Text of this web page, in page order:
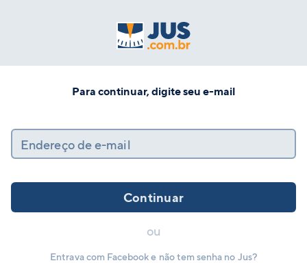
Para continuar, digite seu e-mail
Endereço de e-mail
Continuar
ou
Entrava com Facebook e não tem senha no Jus?